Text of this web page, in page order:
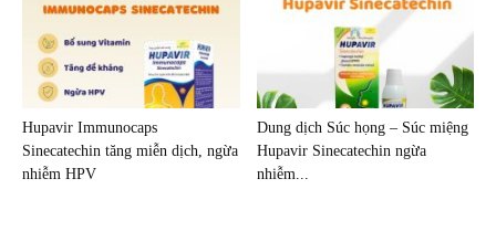
Hupavir Immunocaps
Sinecatechin tăng miễn dịch, ngừa
nhiễm HPV
Dung dịch Súc họng – Súc miệng
Hupavir Sinecatechin ngừa
nhiễm...